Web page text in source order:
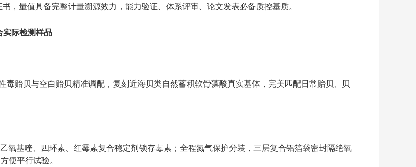
，量值具备完整计量溯源效力，能力验证、体系评审、论文发表必备质控基质。
实际检测样品
贻贝与空白贻贝精准调配，复刻近海贝类自然蓄积软骨藻酸真实基体，完美匹配日常贻贝、贝
基喹、四环素、红霉素复合稳定剂锁存毒素；全程氮气保护分装，三层复合铝箔袋密封隔绝氧
便平行试验。